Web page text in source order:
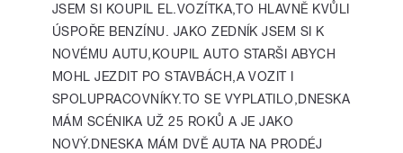
JSEM SI KOUPIL EL.VOZÍTKA,TO HLAVNĚ KVŮLI
ÚSPOŘE BENZÍNU. JAKO ZEDNÍK JSEM SI K
NOVÉMU AUTU,KOUPIL AUTO STARŠI ABYCH
MOHL JEZDIT PO STAVBÁCH,A VOZIT I
SPOLUPRACOVNÍKY.TO SE VYPLATILO,DNESKA
MÁM SCÉNIKA UŽ 25 ROKŮ A JE JAKO
NOVÝ.DNESKA MÁM DVĚ AUTA NA PRODÉJ